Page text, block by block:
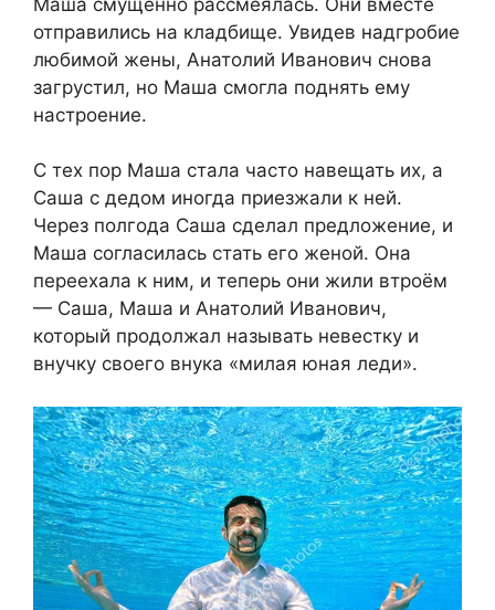
отправились на кладбище. Увидев надгробие
любимой жены, Анатолий Иванович снова
загрустил, но Маша смогла поднять ему
настроение.
С тех пор Маша стала часто навещать их, а
Саша с дедом иногда приезжали к ней.
Через полгода Саша сделал предложение, и
Маша согласилась стать его женой. Она
переехала к ним, и теперь они жили втроём
— Саша, Маша и Анатолий Иванович,
который продолжал называть невестку и
внучку своего внука «милая юная леди».